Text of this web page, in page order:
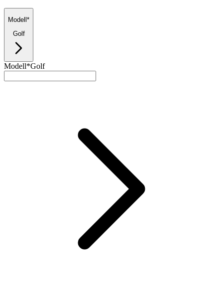
Modell*
Golf
Modell*Golf